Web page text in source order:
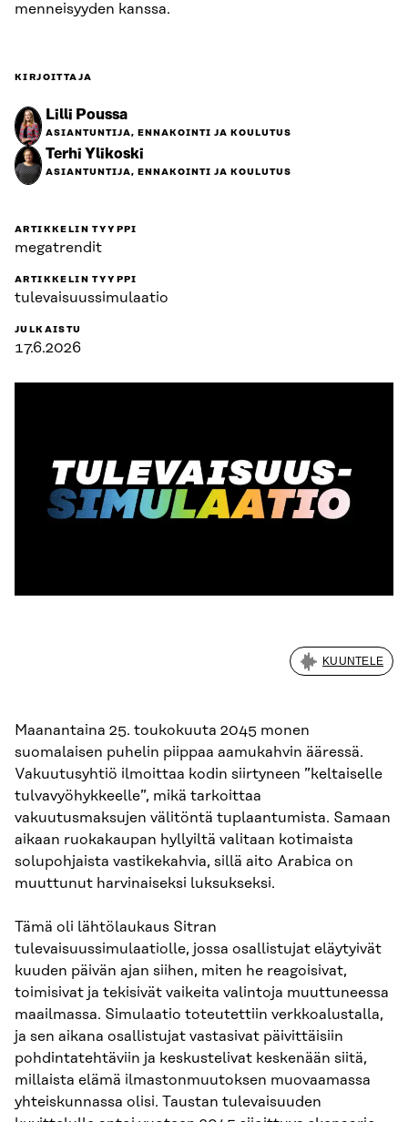
menneisyyden kanssa.
KIRJOITTAJA
Lilli Poussa
ASIANTUNTIJA, ENNAKOINTI JA KOULUTUS
Terhi Ylikoski
ASIANTUNTIJA, ENNAKOINTI JA KOULUTUS
ARTIKKELIN TYYPPI
megatrendit
ARTIKKELIN TYYPPI
tulevaisuussimulaatio
JULKAISTU
17.6.2026
KUUNTELE
Maanantaina 25. toukokuuta 2045 monen
suomalaisen puhelin piippaa aamukahvin ääressä.
Vakuutusyhtiö ilmoittaa kodin siirtyneen ”keltaiselle
tulvavyöhykkeelle”, mikä tarkoittaa
vakuutusmaksujen välitöntä tuplaantumista. Samaan
aikaan ruokakaupan hyllyiltä valitaan kotimaista
solupohjaista vastikekahvia, sillä aito Arabica on
muuttunut harvinaiseksi luksukseksi.
Tämä oli lähtölaukaus Sitran
tulevaisuussimulaatiolle, jossa osallistujat eläytyivät
kuuden päivän ajan siihen, miten he reagoisivat,
toimisivat ja tekisivät vaikeita valintoja muuttuneessa
maailmassa. Simulaatio toteutettiin verkkoalustalla,
ja sen aikana osallistujat vastasivat päivittäisiin
pohdintatehtäviin ja keskustelivat keskenään siitä,
millaista elämä ilmastonmuutoksen muovaamassa
yhteiskunnassa olisi. Taustan tulevaisuuden